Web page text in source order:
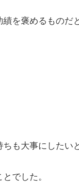
を褒めるものだ
も大事にしたい
でした。